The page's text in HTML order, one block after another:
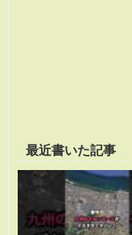
最近書いた記事